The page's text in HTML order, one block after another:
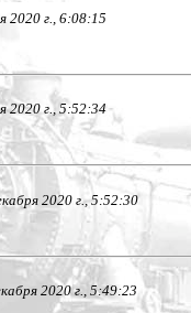
2020 г., 6:08:15
2020 г., 5:52:34
2020 г., 5:52:30
2020 г., 5:49:23